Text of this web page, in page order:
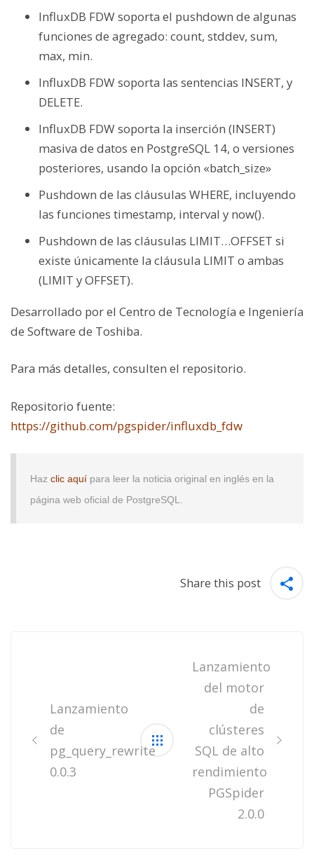
InfluxDB FDW soporta el pushdown de algunas
funciones de agregado: count, stddev, sum,
max, min.
InfluxDB FDW soporta las sentencias INSERT, y
DELETE.
InfluxDB FDW soporta la inserción (INSERT)
masiva de datos en PostgreSQL 14, o versiones
posteriores, usando la opción «batch_size»
Pushdown de las cláusulas WHERE, incluyendo
las funciones timestamp, interval y now().
Pushdown de las cláusulas LIMIT…OFFSET si
existe únicamente la cláusula LIMIT o ambas
(LIMIT y OFFSET).
Desarrollado por el Centro de Tecnología e Ingeniería
de Software de Toshiba.
Para más detalles, consulten el repositorio.
Repositorio fuente:
https://github.com/pgspider/influxdb_fdw
Haz clic aquí para leer la noticia original en inglés en la
página web oficial de PostgreSQL.
Share this post
Lanzamiento
de
pg_query_rewrite
0.0.3
Lanzamiento
del motor
de
clústeres
SQL de alto
rendimiento
PGSpider
2.0.0